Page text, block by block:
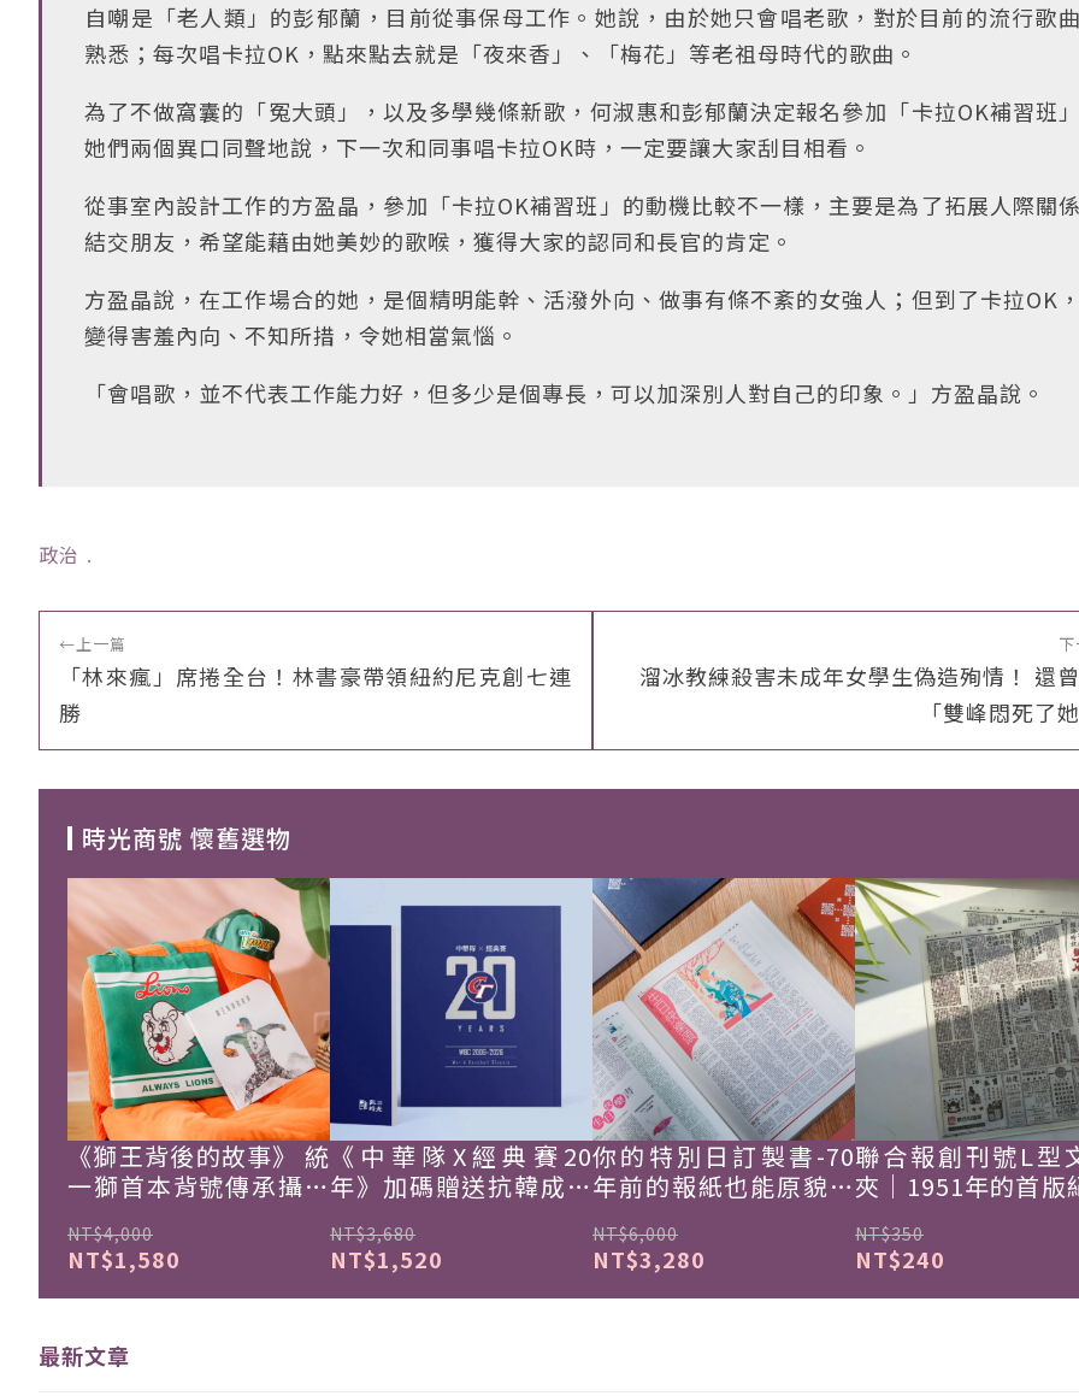
自嘲是「老人類」的彭郁蘭，目前從事保母工作。她說，由於她只會唱老歌，對於目前的流行歌
熟悉；每次唱卡拉OK，點來點去就是「夜來香」、「梅花」等老祖母時代的歌曲。
為了不做窩囊的「冤大頭」，以及多學幾條新歌，何淑惠和彭郁蘭決定報名參加「卡拉OK補習班」
她們兩個異口同聲地說，下一次和同事唱卡拉OK時，一定要讓大家刮目相看。
從事室內設計工作的方盈晶，參加「卡拉OK補習班」的動機比較不一樣，主要是為了拓展人際關係
結交朋友，希望能藉由她美妙的歌喉，獲得大家的認同和長官的肯定。
方盈晶說，在工作場合的她，是個精明能幹、活潑外向、做事有條不紊的女強人；但到了卡拉OK
變得害羞內向、不知所措，令她相當氣惱。
「會唱歌，並不代表工作能力好，但多少是個專長，可以加深別人對自己的印象。」方盈晶說。
政治 ﹒
←上一篇
「林來瘋」席捲全台！林書豪帶領紐約尼克創七連
勝
溜冰教練殺害未成年女學生偽造殉情！ 還
「雙峰悶死了
時光商號 懷舊選物
《獅王背後的故事》 統
一獅首本背號傳承攝影
NT$4,000
NT$1,580
《中華隊X經典賽20
年》加碼贈送抗韓成功
NT$3,680
NT$1,520
你的特別日訂製書-70
年前的報紙也能原貌重
NT$6,000
NT$3,280
聯合報創刊號L型
夾｜1951年的首版
NT$350
NT$240
最新文章